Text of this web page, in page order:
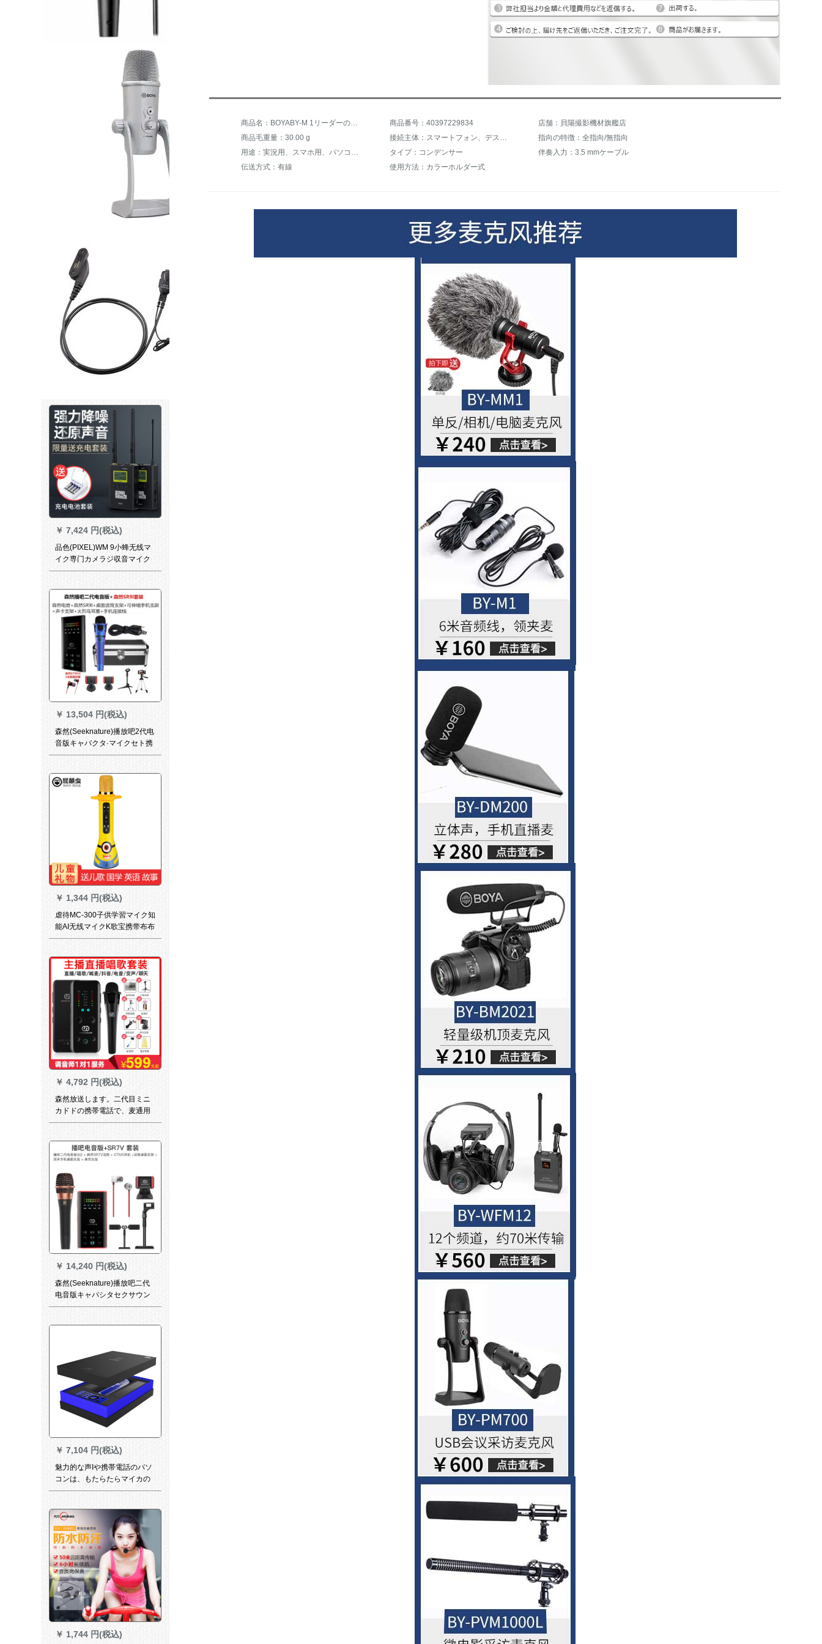
￥ 7,424 円(税込)
品色(PIXEL)WM 9小蜂无线マ
イク専门カメラジ収音マイク
キヤノニコンソニー一眼レフ
マイク
￥ 13,504 円(税込)
森然(Seeknature)播放吧2代电
音版キャバクタ·マイクセト携
帯型サウンドカード映写客快
2代电音+森然SR 9 I
￥ 1,344 円(税込)
虐待MC-300子供学習マイク知
能AI无线マイクK歌宝携带布布
鲁トゥルス歌を歌にする子供
+マッカバーを送る】
￥ 4,792 円(税込)
森然放送します。二代目ミニ
カドドの携帯電話で、麦通用
の全国民カラオケコンピュー
んが歌ってくれて録音したマ
イクを生放送します。ミニ+E
準装備を持っています。
￥ 14,240 円(税込)
森然(Seeknature)播放吧二代
电音版キャパシタセクサウン
ドカード映写客快播呼麦录音K
￥ 7,104 円(税込)
魅力的な声Iや携帯電話のパソ
コンは、もたらたらマイカの
マイクでカラオケを歌にしま
ピラーが屋外で録音設備のセ
ントを生放送します。
￥ 1,744 円(税込)
商品名：BOYABY-M 1リーダーのマイクさんがマイクを取材して録音しました。屋外携帯でラジオを生放送します。 商品番号：40397229834
店舗：貝陽撮影機材旗艦店
商品毛重量：30.00 g
接続主体：スマートフォン、デスクトップパソコン、ノートパソコン
指向の特徴：全指向/無指向
用途：実況用、スマホ用、パソコン用、会議用、録音用、一眼レフ録音
タイプ：コンデンサー
伴奏入力：3.5 mmケーブル
伝送方式：有線
使用方法：カラーホルダー式